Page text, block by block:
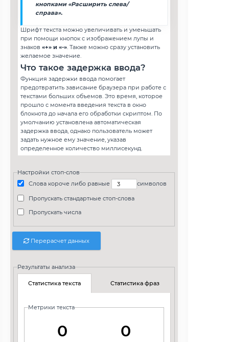
кнопками «Расширить слева/
справа».
Шрифт текста можно увеличивать и уменьшать
при помощи кнопок с изображением лупы и
знаков «+» и «-». Также можно сразу установить
желаемое значение.
Что такое задержка ввода?
Функция задержки ввода помогает
предотвратить зависание браузера при работе с
текстами больших объемов. Это время, которое
прошло с момента введения текста в окно
блокнота до начала его обработки скриптом. По
умолчанию установлена автоматическая
задержка ввода, однако пользователь может
задать нужное ему значение, указав
определенное количество миллисекунд.
Настройки стоп-слов
Слова короче либо равные
символов
Пропускать стандартные стоп-слова
Пропускать числа
Перерасчет данных
Результаты анализа
Статистика текста Статистика фраз
Метрики текста
0 0